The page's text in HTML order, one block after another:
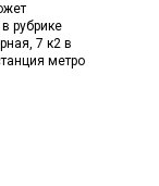
рубрике
7 к2 в
метро